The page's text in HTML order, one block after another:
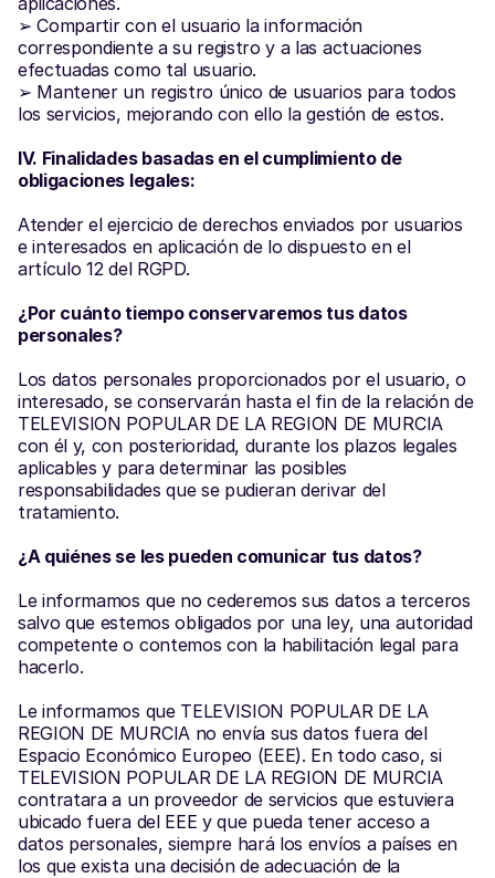
➢ Compartir con el usuario la información
correspondiente a su registro y a las actuaciones
efectuadas como tal usuario.
➢ Mantener un registro único de usuarios para todos
los servicios, mejorando con ello la gestión de estos.
IV. Finalidades basadas en el cumplimiento de
obligaciones legales:
Atender el ejercicio de derechos enviados por usuarios
e interesados en aplicación de lo dispuesto en el
artículo 12 del RGPD.
¿Por cuánto tiempo conservaremos tus datos
personales?
Los datos personales proporcionados por el usuario, o
interesado, se conservarán hasta el fin de la relación de
TELEVISION POPULAR DE LA REGION DE MURCIA
con él y, con posterioridad, durante los plazos legales
aplicables y para determinar las posibles
responsabilidades que se pudieran derivar del
tratamiento.
¿A quiénes se les pueden comunicar tus datos?
Le informamos que no cederemos sus datos a terceros
salvo que estemos obligados por una ley, una autoridad
competente o contemos con la habilitación legal para
hacerlo.
Le informamos que TELEVISION POPULAR DE LA
REGION DE MURCIA no envía sus datos fuera del
Espacio Económico Europeo (EEE). En todo caso, si
TELEVISION POPULAR DE LA REGION DE MURCIA
contratara a un proveedor de servicios que estuviera
ubicado fuera del EEE y que pueda tener acceso a
datos personales, siempre hará los envíos a países en
los que exista una decisión de adecuación de la